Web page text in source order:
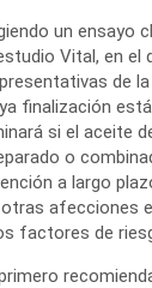
un ensayo
Vital, en el
de
finalización
si el aceite
o
a largo
afecciones
factores de